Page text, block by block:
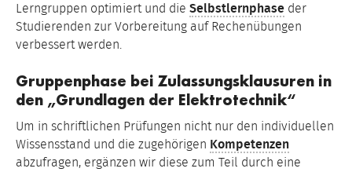
Lerngruppen optimiert und die Selbstlernphase der
Studierenden zur Vorbereitung auf Rechenübungen
verbessert werden.
Gruppenphase bei Zulassungsklausuren in
den „Grundlagen der Elektrotechnik“
Um in schriftlichen Prüfungen nicht nur den individuellen
Wissensstand und die zugehörigen Kompetenzen
abzufragen, ergänzen wir diese zum Teil durch eine